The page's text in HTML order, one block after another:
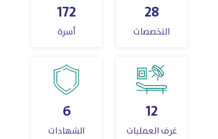
28
التخصصات
172
أسرة
12
غرف العمليات
6
الشهادات